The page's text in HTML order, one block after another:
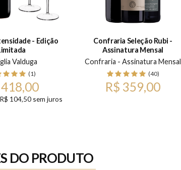
- Edição
Valduga
(1)
418,00
104,50 sem juros
Confraria Seleção Rubi -
Assinatura Mensal
Confraria - Assinatura Mensal
(40)
R$ 359,00
DO PRODUTO